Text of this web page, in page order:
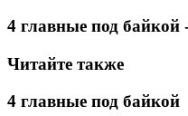
4 главные под байкой
Читайте также
4 главные под байкой